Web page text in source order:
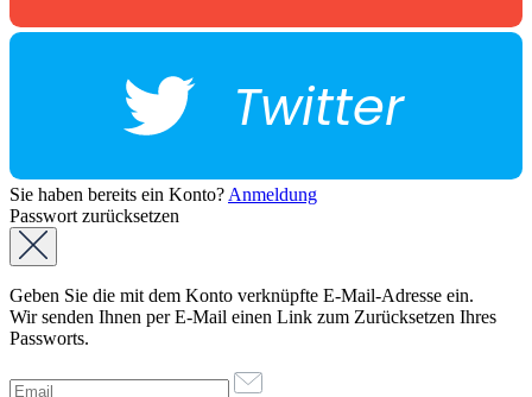
Twitter
Sie haben bereits ein Konto? Anmeldung
Passwort zurücksetzen
Geben Sie die mit dem Konto verknüpfte E-Mail-Adresse ein.
Wir senden Ihnen per E-Mail einen Link zum Zurücksetzen Ihres
Passworts.